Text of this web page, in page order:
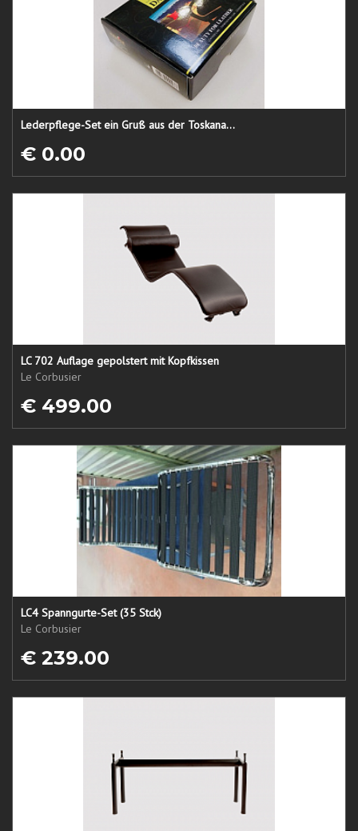
Lederpflege-Set ein Gruß aus der Toskana...
€ 0.00
LC 702 Auflage gepolstert mit Kopfkissen
Le Corbusier
€ 499.00
LC4 Spanngurte-Set (35 Stck)
Le Corbusier
€ 239.00